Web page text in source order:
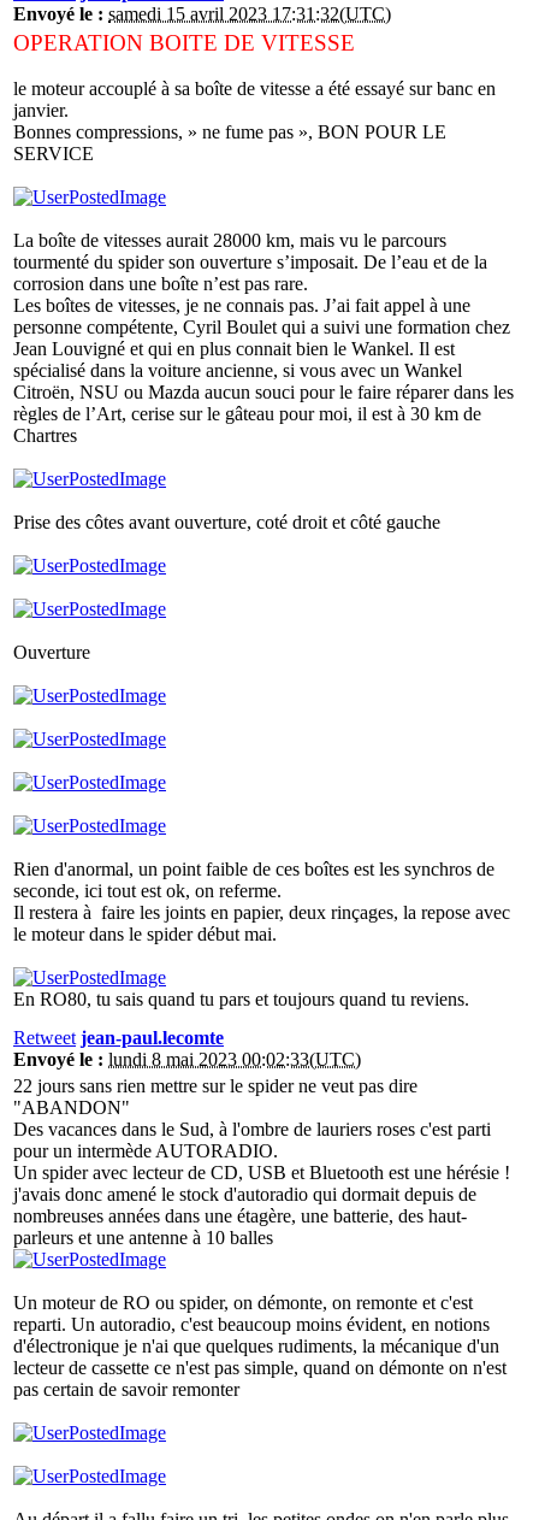
Envoyé le : samedi 15 avril 2023 17:31:32(UTC)
OPERATION BOITE DE VITESSE
le moteur accouplé à sa boîte de vitesse a été essayé sur banc en
janvier.
Bonnes compressions, » ne fume pas », BON POUR LE
SERVICE
La boîte de vitesses aurait 28000 km, mais vu le parcours
tourmenté du spider son ouverture s’imposait. De l’eau et de la
corrosion dans une boîte n’est pas rare.
Les boîtes de vitesses, je ne connais pas. J’ai fait appel à une
personne compétente, Cyril Boulet qui a suivi une formation chez
Jean Louvigné et qui en plus connait bien le Wankel. Il est
spécialisé dans la voiture ancienne, si vous avec un Wankel
Citroën, NSU ou Mazda aucun souci pour le faire réparer dans les
règles de l’Art, cerise sur le gâteau pour moi, il est à 30 km de
Chartres
Prise des côtes avant ouverture, coté droit et côté gauche
Ouverture
Rien d'anormal, un point faible de ces boîtes est les synchros de
seconde, ici tout est ok, on referme.
Il restera à faire les joints en papier, deux rinçages, la repose avec
le moteur dans le spider début mai.
En RO80, tu sais quand tu pars et toujours quand tu reviens.
Retweet jean-paul.lecomte
Envoyé le : lundi 8 mai 2023 00:02:33(UTC)
22 jours sans rien mettre sur le spider ne veut pas dire
"ABANDON"
Des vacances dans le Sud, à l'ombre de lauriers roses c'est parti
pour un intermède AUTORADIO.
Un spider avec lecteur de CD, USB et Bluetooth est une hérésie !
j'avais donc amené le stock d'autoradio qui dormait depuis de
nombreuses années dans une étagère, une batterie, des haut-
parleurs et une antenne à 10 balles
Un moteur de RO ou spider, on démonte, on remonte et c'est
reparti. Un autoradio, c'est beaucoup moins évident, en notions
d'électronique je n'ai que quelques rudiments, la mécanique d'un
lecteur de cassette ce n'est pas simple, quand on démonte on n'est
pas certain de savoir remonter